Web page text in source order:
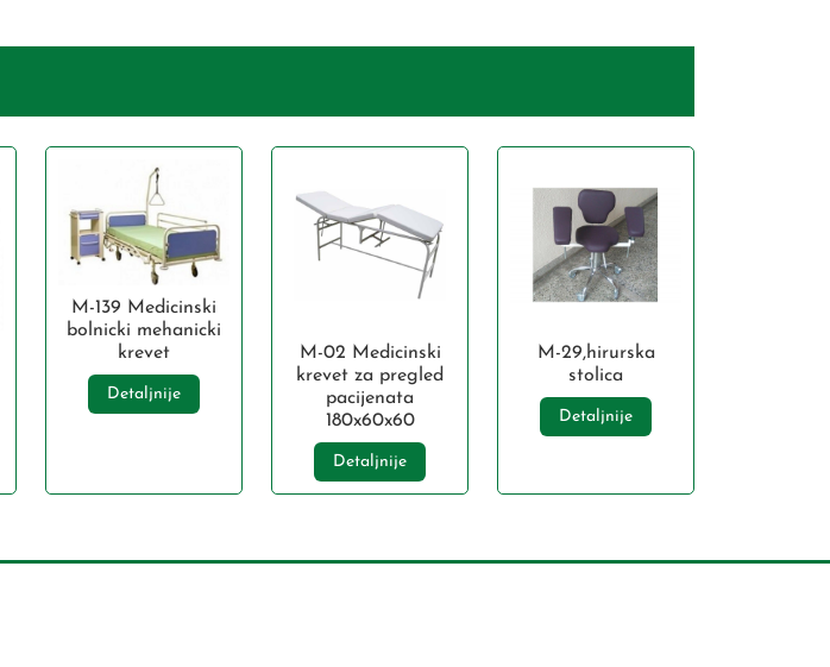
M-139 Medicinski
bolnicki mehanicki
krevet
Detaljnije
M-02 Medicinski
krevet za pregled
pacijenata
180x60x60
Detaljnije
M-29,hirurska
stolica
Detaljnije